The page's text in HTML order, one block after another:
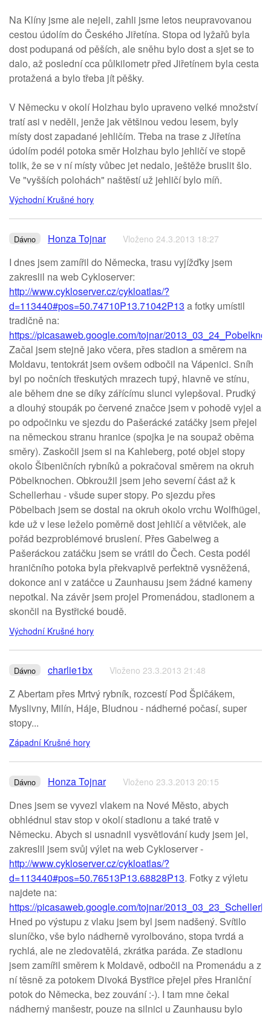
Na Klíny jsme ale nejeli, zahli jsme letos neupravovanou
cestou údolím do Českého Jiřetína. Stopa od lyžařů byla
dost podupaná od pěších, ale sněhu bylo dost a sjet se to
dalo, až poslední cca půlkilometr před Jiřetínem byla cesta
protažená a bylo třeba jít pěšky.
V Německu v okolí Holzhau bylo upraveno velké množství
tratí asi v neděli, jenže jak většinou vedou lesem, byly
místy dost zapadané jehličím. Třeba na trase z Jiřetína
údolím podél potoka směr Holzhau bylo jehličí ve stopě
tolik, že se v ní místy vůbec jet nedalo, ještěže bruslit šlo.
Ve "vyšších polohách" naštěstí už jehličí bylo míň.
Východní Krušné hory
Dávno Honza Tojnar Vloženo 24.3.2013 18:27
I dnes jsem zamířil do Německa, trasu vyjížďky jsem
zakreslil na web Cykloserver:
http://www.cykloserver.cz/cykloatlas/?
d=113440#pos=50.74710P13.71042P13 a fotky umístil
tradičně na:
https://picasaweb.google.com/tojnar/
Začal jsem stejně jako včera, přes stadion a směrem na
Moldavu, tentokrát jsem ovšem odbočil na Vápenici. Sníh
byl po nočních třeskutých mrazech tupý, hlavně ve stínu,
ale během dne se díky zářícímu slunci vylepšoval. Prudký
a dlouhý stoupák po červené značce jsem v pohodě vyjel a
po odpočinku ve sjezdu do Pašerácké zatáčky jsem přejel
na německou stranu hranice (spojka je na soupaž oběma
směry). Zaskočil jsem si na Kahleberg, poté objel stopy
okolo Šibeničních rybníků a pokračoval směrem na okruh
Pöbelknochen. Obkroužil jsem jeho severní část až k
Schellerhau - všude super stopy. Po sjezdu přes
Pöbelbach jsem se dostal na okruh okolo vrchu Wolfhügel,
kde už v lese leželo poměrně dost jehličí a větviček, ale
pořád bezproblémové bruslení. Přes Gabelweg a
Pašeráckou zatáčku jsem se vrátil do Čech. Cesta podél
hraničního potoka byla překvapivě perfektně vysněžená,
dokonce ani v zatáčce u Zaunhausu jsem žádné kameny
nepotkal. Na závěr jsem projel Promenádou, stadionem a
skončil na Bystřické boudě.
Východní Krušné hory
Dávno charlie1bx Vloženo 23.3.2013 21:48
Z Abertam přes Mrtvý rybník, rozcestí Pod Špičákem,
Myslivny, Milín, Háje, Bludnou - nádherné počasí, super
stopy...
Západní Krušné hory
Dávno Honza Tojnar Vloženo 23.3.2013 20:15
Dnes jsem se vyvezl vlakem na Nové Město, abych
obhlédnul stav stop v okolí stadionu a také tratě v
Německu. Abych si usnadnil vysvětlování kudy jsem jel,
zakreslil jsem svůj výlet na web Cykloserver -
http://www.cykloserver.cz/cykloatlas/?
d=113440#pos=50.76513P13.68828P13. Fotky z výletu
najdete na:
https://picasaweb.google.com/tojnar/
Hned po výstupu z vlaku jsem byl jsem nadšený. Svítilo
sluníčko, vše bylo nádherně vyrolbováno, stopa tvrdá a
rychlá, ale ne zledovatělá, zkrátka paráda. Ze stadionu
jsem zamířil směrem k Moldavě, odbočil na Promenádu a z
ní těsně za potokem Divoká Bystřice přejel přes Hraniční
potok do Německa, bez zouvání :-). I tam mne čekal
nádherný manšestr, pouze na silnici u Zaunhausu bylo